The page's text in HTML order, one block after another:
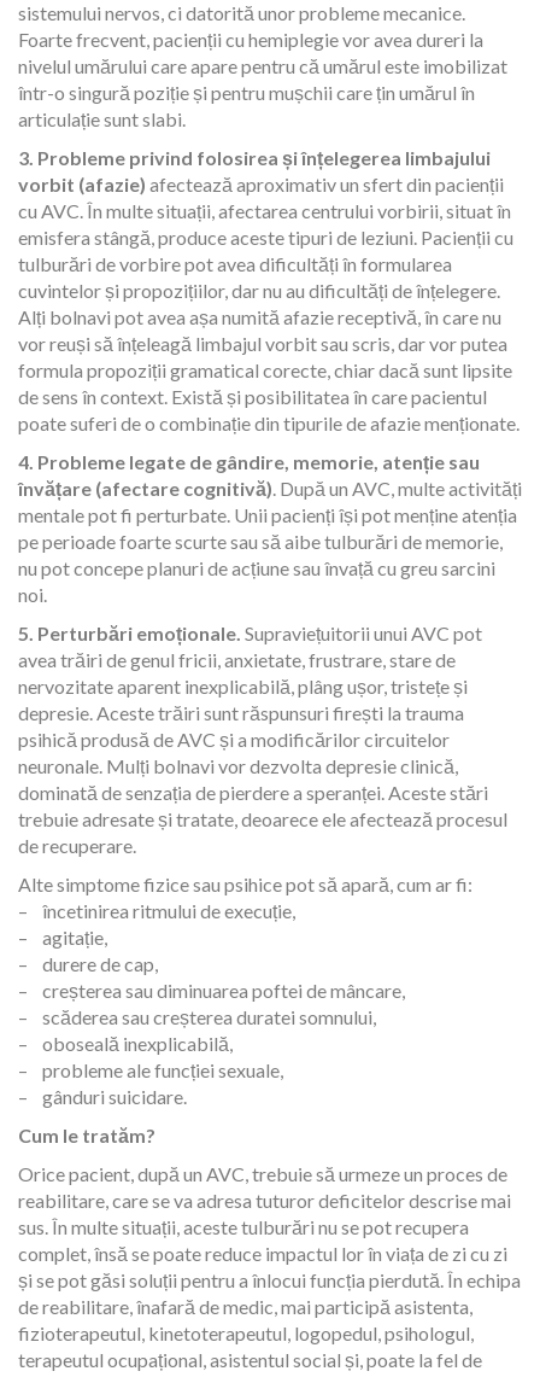
sistemului nervos, ci datorită unor probleme mecanice.
Foarte frecvent, pacienții cu hemiplegie vor avea dureri la
nivelul umărului care apare pentru că umărul este imobilizat
într-o singură poziție și pentru mușchii care țin umărul în
articulație sunt slabi.
3. Probleme privind folosirea și înțelegerea limbajului
vorbit (afazie) afectează aproximativ un sfert din pacienții
cu AVC. În multe situații, afectarea centrului vorbirii, situat în
emisfera stângă, produce aceste tipuri de leziuni. Pacienții cu
tulburări de vorbire pot avea dificultăți în formularea
cuvintelor și propozițiilor, dar nu au dificultăți de înțelegere.
Alți bolnavi pot avea așa numită afazie receptivă, în care nu
vor reuși să înțeleagă limbajul vorbit sau scris, dar vor putea
formula propoziții gramatical corecte, chiar dacă sunt lipsite
de sens în context. Există și posibilitatea în care pacientul
poate suferi de o combinație din tipurile de afazie menționate.
4. Probleme legate de gândire, memorie, atenție sau
învățare (afectare cognitivă). După un AVC, multe activități
mentale pot fi perturbate. Unii pacienți își pot menține atenția
pe perioade foarte scurte sau să aibe tulburări de memorie,
nu pot concepe planuri de acțiune sau învață cu greu sarcini
noi.
5. Perturbări emoționale. Supraviețuitorii unui AVC pot
avea trăiri de genul fricii, anxietate, frustrare, stare de
nervozitate aparent inexplicabilă, plâng ușor, tristețe și
depresie. Aceste trăiri sunt răspunsuri firești la trauma
psihică produsă de AVC și a modificărilor circuitelor
neuronale. Mulți bolnavi vor dezvolta depresie clinică,
dominată de senzația de pierdere a speranței. Aceste stări
trebuie adresate și tratate, deoarece ele afectează procesul
de recuperare.
Alte simptome fizice sau psihice pot să apară, cum ar fi:
– încetinirea ritmului de execuție,
– agitație,
– durere de cap,
– creșterea sau diminuarea poftei de mâncare,
– scăderea sau creșterea duratei somnului,
– oboseală inexplicabilă,
– probleme ale funcției sexuale,
– gânduri suicidare.
Cum le tratăm?
Orice pacient, după un AVC, trebuie să urmeze un proces de
reabilitare, care se va adresa tuturor deficitelor descrise mai
sus. În multe situații, aceste tulburări nu se pot recupera
complet, însă se poate reduce impactul lor în viața de zi cu zi
și se pot găsi soluții pentru a înlocui funcția pierdută. În echipa
de reabilitare, înafară de medic, mai participă asistenta,
fizioterapeutul, kinetoterapeutul, logopedul, psihologul,
terapeutul ocupațional, asistentul social și, poate la fel de